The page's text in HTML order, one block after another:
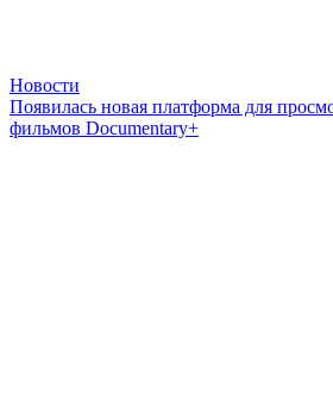
Новости
Появилась новая платформа для
фильмов Documentary+